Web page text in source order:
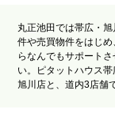
丸正池田では帯広・
件や売買物件をはじ
らなんでもサポート
い。ピタットハウス
旭川店と、道内3店舗